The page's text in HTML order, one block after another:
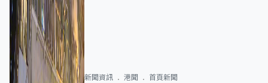
新聞資訊 港聞 首頁新聞